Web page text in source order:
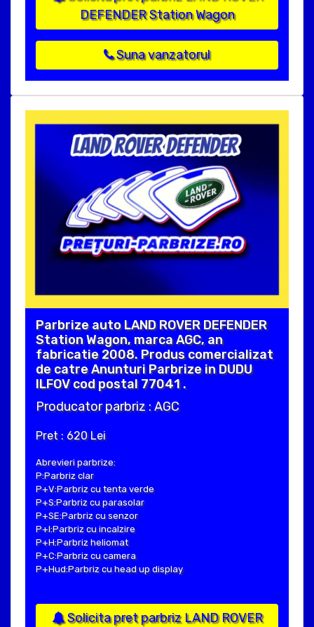
DEFENDER Station Wagon
Suna vanzatorul
Parbrize auto LAND ROVER DEFENDER
Station Wagon, marca AGC, an
fabricatie 2008. Produs comercializat
de catre Anunturi Parbrize in DUDU
ILFOV cod postal 77041 .
Producator parbriz : AGC
Pret : 620 Lei
Abrevieri parbrize:
P:Parbriz clar
P+V:Parbriz cu tenta verde
P+S:Parbriz cu parasolar
P+SE:Parbriz cu senzor
P+I:Parbriz cu incalzire
P+H:Parbriz heliomat
P+C:Parbriz cu camera
P+Hud:Parbriz cu head up display
Solicita pret parbriz LAND ROVER